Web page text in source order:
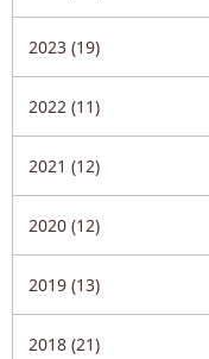
2023 (19)
2022 (11)
2021 (12)
2020 (12)
2019 (13)
2018 (21)